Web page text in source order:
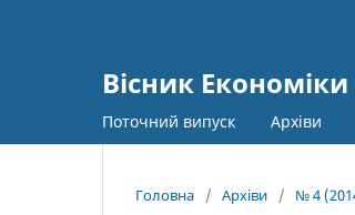
Вісник Економіки
Поточний випуск Архіви
Головна / Архіви / № 4